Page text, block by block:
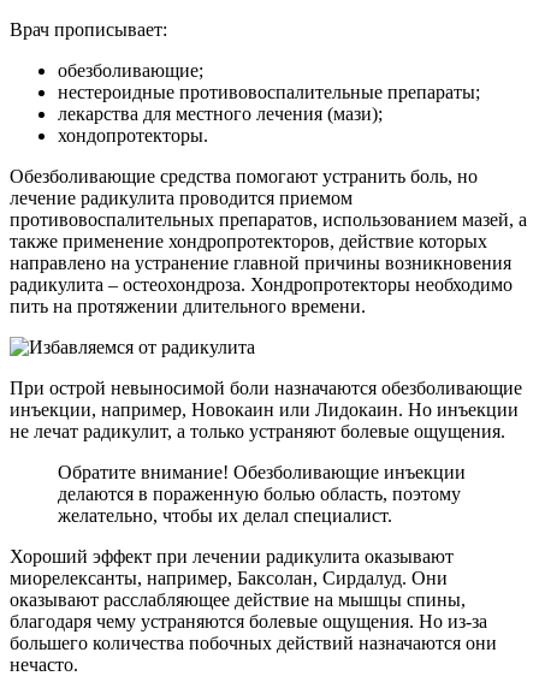
Врач прописывает:
обезболивающие;
нестероидные противовоспалительные препараты;
лекарства для местного лечения (мази);
хондопротекторы.
Обезболивающие средства помогают устранить боль, но
лечение радикулита проводится приемом
противовоспалительных препаратов, использованием мазей, а
также применение хондропротекторов, действие которых
направлено на устранение главной причины возникновения
радикулита – остеохондроза. Хондропротекторы необходимо
пить на протяжении длительного времени.
При острой невыносимой боли назначаются обезболивающие
инъекции, например, Новокаин или Лидокаин. Но инъекции
не лечат радикулит, а только устраняют болевые ощущения.
Обратите внимание! Обезболивающие инъекции
делаются в пораженную болью область, поэтому
желательно, чтобы их делал специалист.
Хороший эффект при лечении радикулита оказывают
миорелексанты, например, Баксолан, Сирдалуд. Они
оказывают расслабляющее действие на мышцы спины,
благодаря чему устраняются болевые ощущения. Но из-за
большего количества побочных действий назначаются они
нечасто.